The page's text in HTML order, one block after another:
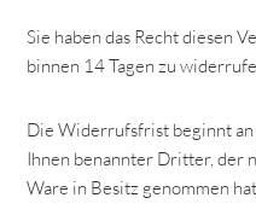
Sie haben das Recht diesen
binnen 14 Tagen zu
Die Widerrufsfrist beginnt an
Ihnen benannter Dritter, der
Ware in Besitz genommen